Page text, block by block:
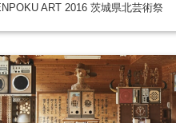
ART 2016 茨城県北芸術祭